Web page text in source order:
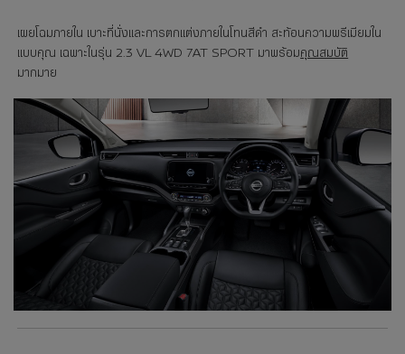
เผยโฉมภายใน เบาะที่นั่งและการตกแต่งภายในโทนสีดำ สะท้อนความพรีเมียมใน
แบบคุณ เฉพาะในรุ่น 2.3 VL 4WD 7AT SPORT มาพร้อมคุณสมบัติ
มากมาย